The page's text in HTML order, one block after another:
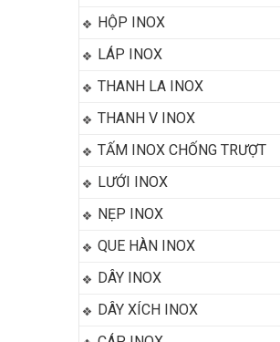
HỘP INOX
LÁP INOX
THANH LA INOX
THANH V INOX
TẤM INOX CHỐNG TRƯỢT
LƯỚI INOX
NẸP INOX
QUE HÀN INOX
DÂY INOX
DÂY XÍCH INOX